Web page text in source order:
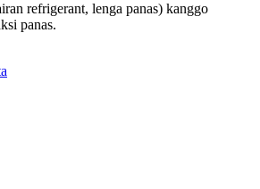
refrigerant, lenga panas) kanggo
panas.